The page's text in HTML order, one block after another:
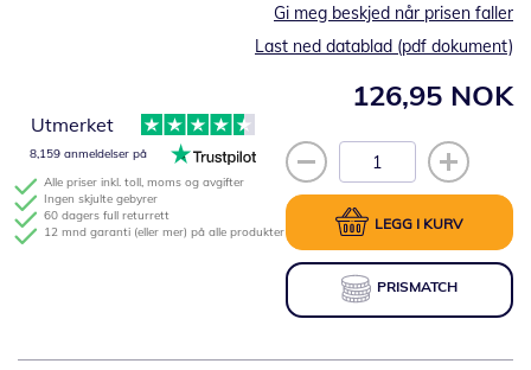
126,95 NOK
Gi meg beskjed når prisen faller
LEGG I KURV
PRISMATCH
Alle priser inkl. toll, moms og avgifter
Ingen skjulte gebyrer
60 dagers full returrett
12 mnd garanti (eller mer) på alle produkter
Utmerket
8,159 anmeldelser på
Last ned datablad (pdf dokument)